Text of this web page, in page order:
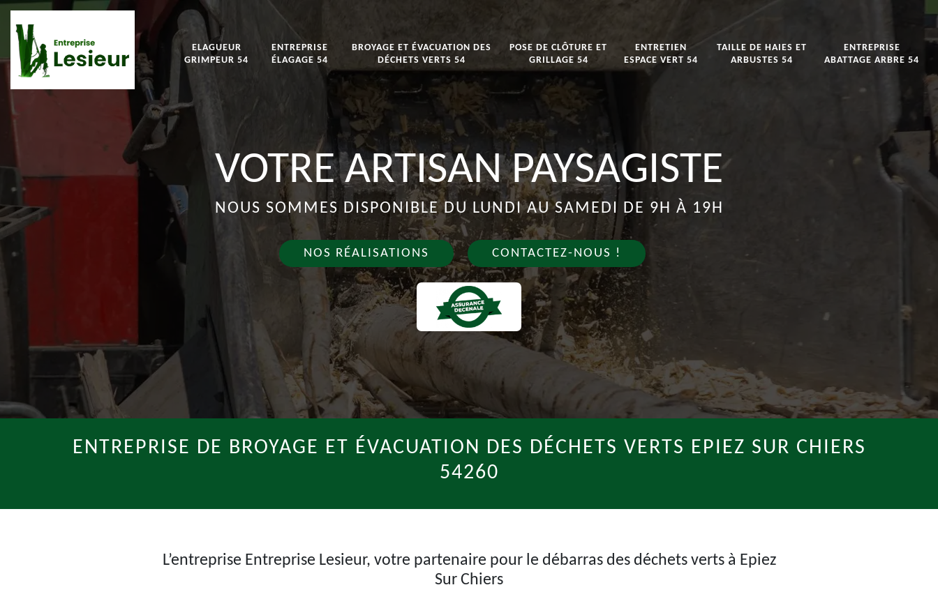
ELAGUEUR
GRIMPEUR 54
ENTREPRISE
ÉLAGAGE 54
BROYAGE ET ÉVACUATION DES
DÉCHETS VERTS 54
POSE DE CLÔTURE ET
GRILLAGE 54
ENTRETIEN
ESPACE VERT 54
TAILLE DE HAIES ET
ARBUSTES 54
ENTREPRISE
ABATTAGE ARBRE 54
VOTRE ARTISAN PAYSAGISTE
NOUS SOMMES DISPONIBLE DU LUNDI AU SAMEDI DE 9H À 19H
NOS RÉALISATIONS CONTACTEZ-NOUS !
ENTREPRISE DE BROYAGE ET ÉVACUATION DES DÉCHETS VERTS EPIEZ SUR CHIERS
54260
L’entreprise Entreprise Lesieur, votre partenaire pour le débarras des déchets verts à Epiez
Sur Chiers